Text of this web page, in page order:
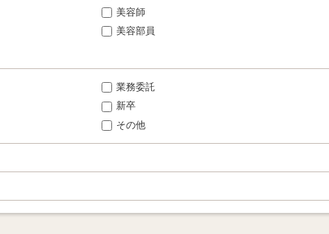
美容師
美容部員
業務委託
新卒
その他